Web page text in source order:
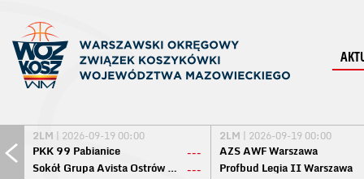
2LM | 2026-09-19 00:00
PKK 99 Pabianice
---
Sokół Grupa Avista Ostrów Maz. ---
2LM | 2026-09-19 00:00
AZS AWF Warszawa
Profbud Legia II Warszawa